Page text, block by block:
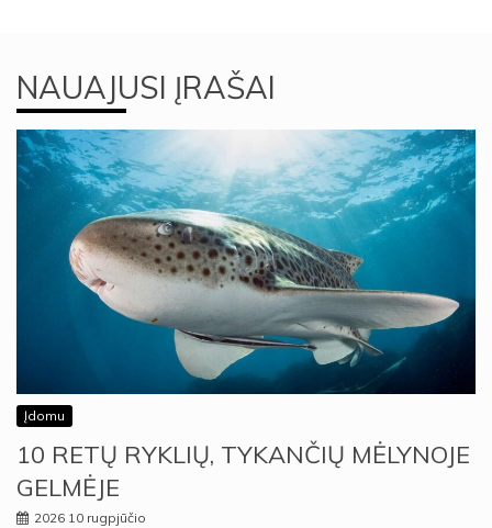
NAUAJUSI ĮRAŠAI
Įdomu
10 RETŲ RYKLIŲ, TYKANČIŲ MĖLYNOJE
GELMĖJE
2026 10 rugpjūčio